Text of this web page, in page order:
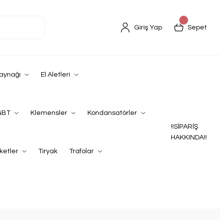
Giriş Yap Sepet
El Aletleri
Klemensler Kondansatörler
Tiryak Trafolar
!!SİPARİŞ
HAKKINDA!!